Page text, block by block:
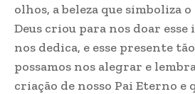
olhos, a beleza que simboliza
Deus criou para nos doar esse
nos dedica, e esse presente
possamos nos alegrar e
criação de nosso Pai Eterno e